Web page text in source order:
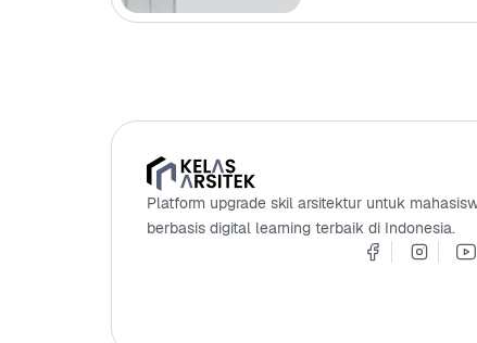
Platform upgrade skil arsitektur untuk
berbasis digital learning terbaik di Indonesia.